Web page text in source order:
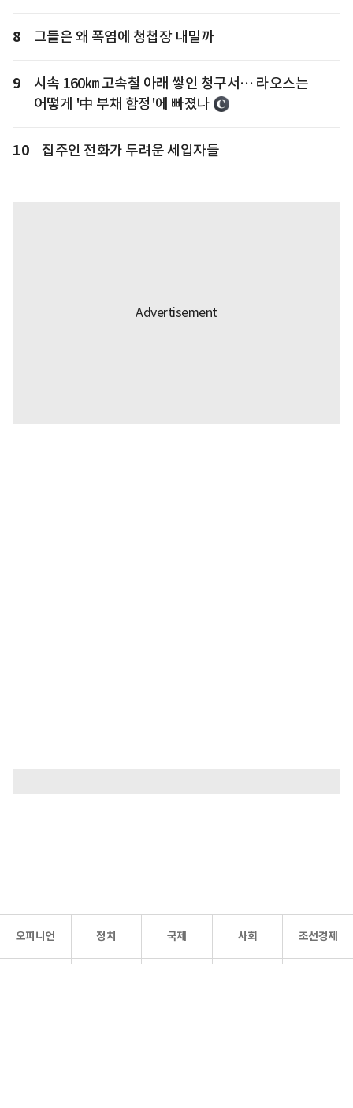
8 그들은 왜 폭염에 청첩장 내밀까
9
시속 160㎞ 고속철 아래 쌓인 청구서… 라오스는
어떻게 '中 부채 함정'에 빠졌나
10 집주인 전화가 두려운 세입자들
오피니언 정치 국제 사회 조선경제